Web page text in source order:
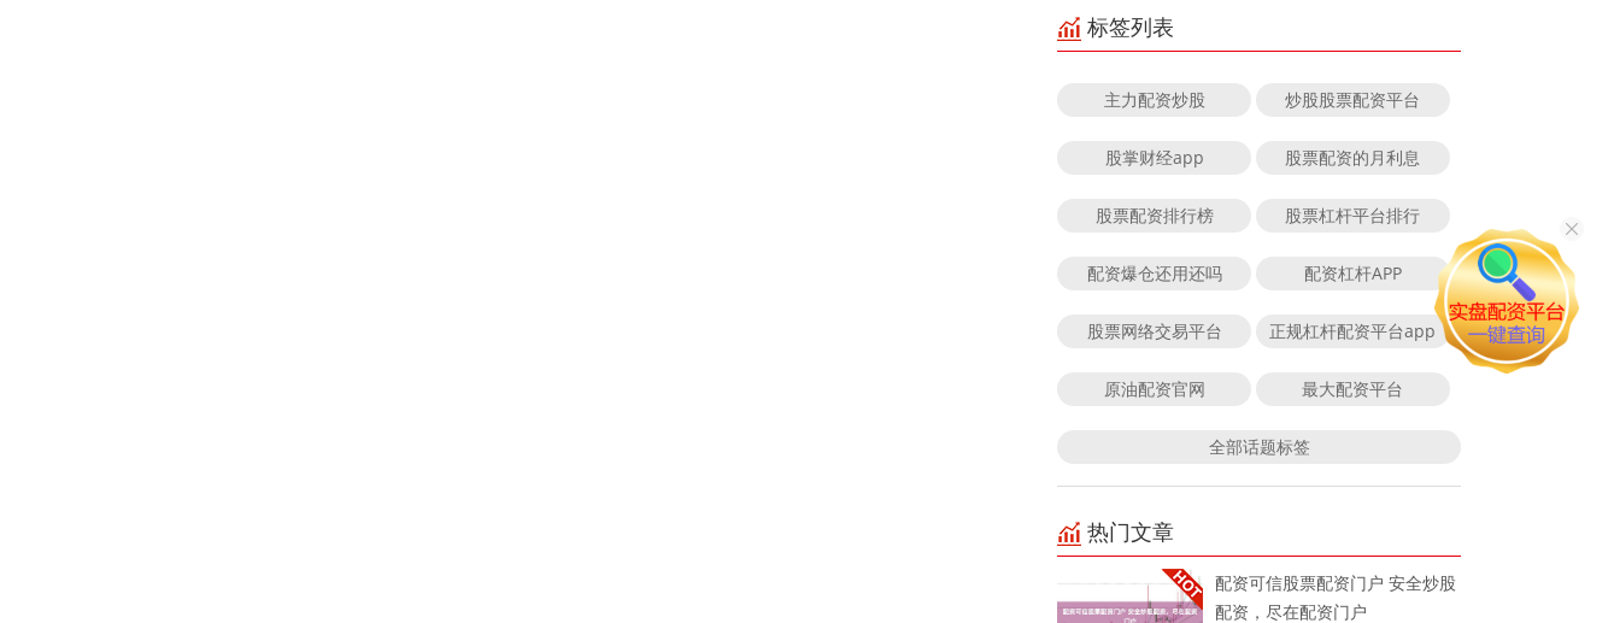
标签列表
主力配资炒股 炒股股票配资平台
股掌财经app 股票配资的月利息
股票配资排行榜 股票杠杆平台排行
配资爆仓还用还吗 配资杠杆APP
股票网络交易平台 正规杠杆配资平台app
原油配资官网 最大配资平台
全部话题标签
热门文章
配资可信股票配资门户 安全炒股
配资，尽在配资门户